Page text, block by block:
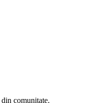
din comunitate.